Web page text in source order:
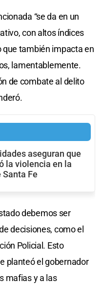
“se da en un
con altos índices
que también impacta en
lamentablemente.
de combate al delito
aseguran que
la violencia en la
Santa Fe
debemos ser
decisiones, como el
Policial. Esto
planteó el gobernador
mafias y a las